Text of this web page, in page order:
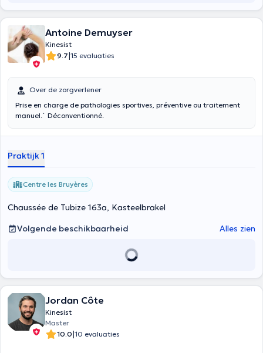
Antoine Demuyser
Kinesist
9.7|15 evaluaties
Over de zorgverlener
Prise en charge de pathologies sportives, préventive ou traitement
manuel.` Déconventionné.
Praktijk 1
Centre les Bruyères
Chaussée de Tubize 163a, Kasteelbrakel
Volgende beschikbaarheid
Alles zien
Jordan Côte
Kinesist
Master
10.0|10 evaluaties